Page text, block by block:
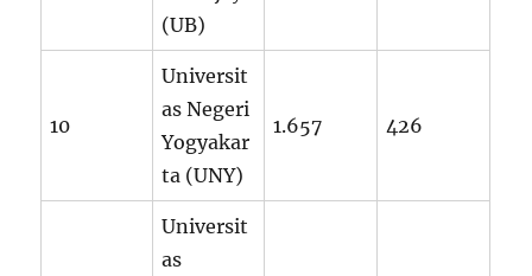
(UB)
10
Universit
as Negeri
Yogyakar
ta (UNY)
1.657 426
Universit
as